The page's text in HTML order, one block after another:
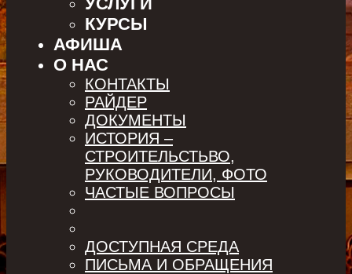
КУРСЫ
АФИША
О НАС
КОНТАКТЫ
РАЙДЕР
ДОКУМЕНТЫ
ИСТОРИЯ –
СТРОИТЕЛЬСТЬВО,
РУКОВОДИТЕЛИ, ФОТО
ЧАСТЫЕ ВОПРОСЫ
ДОСТУПНАЯ СРЕДА
ПИСЬМА И ОБРАЩЕНИЯ